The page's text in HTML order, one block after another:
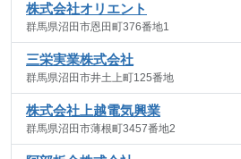
株式会社オリエント
群馬県沼田市恩田町376番地1
三栄実業株式会社
群馬県沼田市井土上町125番地
株式会社上越電気興業
群馬県沼田市薄根町3457番地2